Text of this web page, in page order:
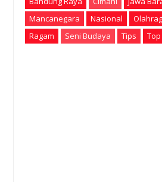
Mancanegara
Nasional
Ragam
Seni Budaya Tips Top